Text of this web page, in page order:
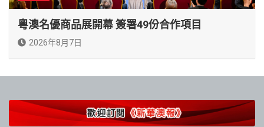
粵澳名優商品展開幕 簽署49份合作項目
2026年8月7日